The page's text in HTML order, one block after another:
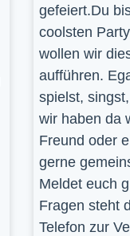
gefeiert.Du
coolsten
wollen wir
aufführen.
spielst,
wir haben da
Freund oder
gerne
Meldet euch
Fragen steht
Telefon zur